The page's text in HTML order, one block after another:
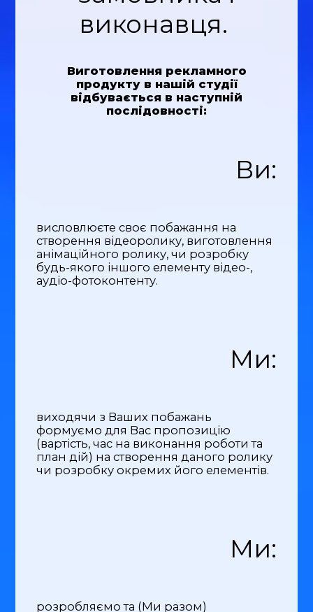
виконавця.
Виготовлення рекламного
продукту в нашій студії
відбувається в наступній
послідовності:
Ви:
висловлюєте своє побажання на
створення відеоролику, виготовлення
анімаційного ролику, чи розробку
будь-якого іншого елементу відео-,
аудіо-фотоконтенту.
Ми:
виходячи з Ваших побажань
формуємо для Вас пропозицію
(вартість, час на виконання роботи та
план дій) на створення даного ролику
чи розробку окремих його елементів.
Ми:
розробляємо та (Ми разом)